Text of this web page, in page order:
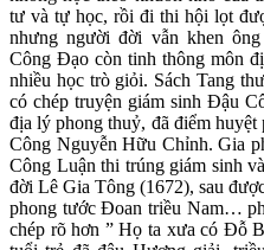
tư và tự học, rồi đi thi hội lọt
nhưng người đời vẫn khen
Công Đạo còn tinh thông môn
nhiều học trò giỏi. Sách Tang
có chép truyện giám sinh Đậu
địa lý phong thuỷ, đã điểm
Công Nguyễn Hữu Chỉnh. Gia
Công Luận thi trúng giám sinh
đời Lê Gia Tông (1672), sau
phong tước Đoan triều Nam…
chép rõ hơn ” Họ ta xưa có Đỗ